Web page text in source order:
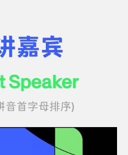
嘉宾
Speaker
音首字母排序)